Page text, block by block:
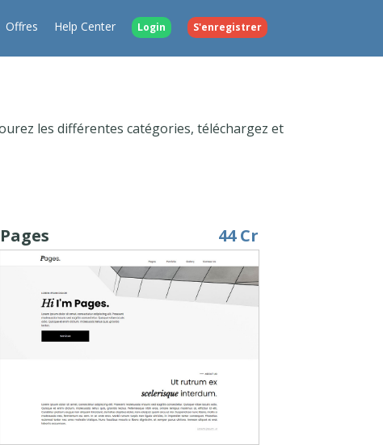
Offres Help Center Login S'enregistrer
les différentes catégories, téléchargez et
Pages 44 Cr